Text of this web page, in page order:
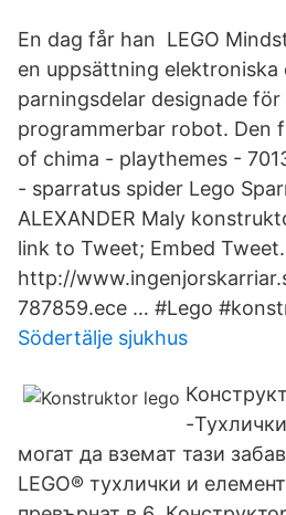
En dag får han LEGO
en uppsättning elektroniska
parningsdelar designade
programmerbar robot. Den
of chima - playthemes -
- sparratus spider Lego
ALEXANDER Maly
link to Tweet; Embed
http://
787859.ece … #Lego
Södertälje sjukhus
-
могат да вземат тази
LEGO® тухлички и